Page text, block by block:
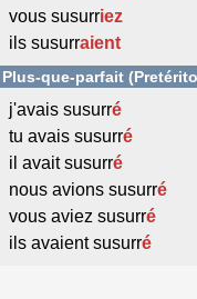
vous susurriez
ils susurraient
Plus-que-parfait
j'avais susurré
tu avais susurré
il avait susurré
nous avions susurré
vous aviez susurré
ils avaient susurré